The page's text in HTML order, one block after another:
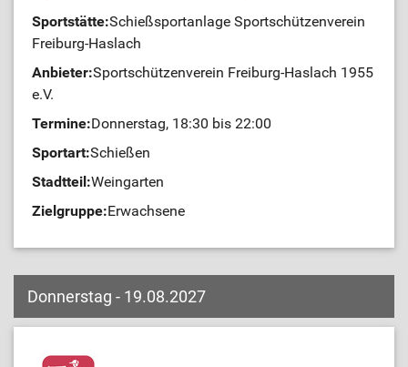
Sportstätte:Schießsportanlage Sportschützenverein
Freiburg-Haslach
Anbieter:Sportschützenverein Freiburg-Haslach 1955
e.V.
Termine:Donnerstag, 18:30 bis 22:00
Sportart:Schießen
Stadtteil:Weingarten
Zielgruppe:Erwachsene
Donnerstag - 19.08.2027